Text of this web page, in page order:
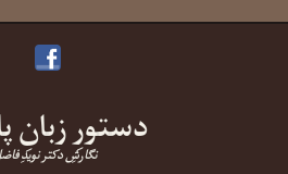
دستورِ زبانِ
نگارشِ دکتر نویدِ